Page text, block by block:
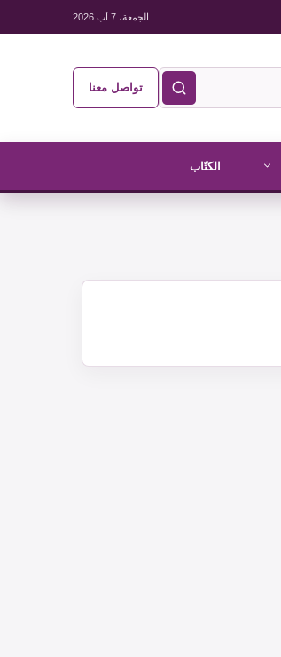
الجمعة، 7 آب 2026
تواصل معنا
الكتّاب